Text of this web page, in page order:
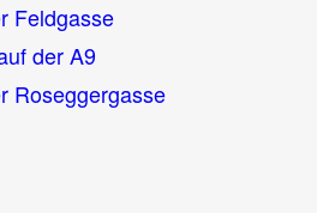
Feldgasse
der A9
Roseggergasse